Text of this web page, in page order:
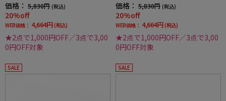
価格： 5,830円 (税込)
20%off
WEB価格： 4,664円 (税込)
★2点で1,000円OFF／3点で3,00
0円OFF対象
価格： 5,830円 (税込)
20%off
WEB価格： 4,664円 (税込)
★2点で1,000円OFF／3点で3,00
0円OFF対象
SALE SALE